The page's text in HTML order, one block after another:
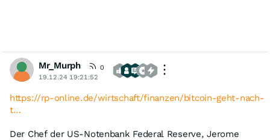
Mr_Murph
0
19.12.24 19:21:52
https://rp-online.de/wirtschaft/finanzen/bitcoin-geht-nach-
t…
Der Chef der US-Notenbank Federal Reserve, Jerome